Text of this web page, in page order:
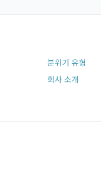
분위기 유형
회사 소개